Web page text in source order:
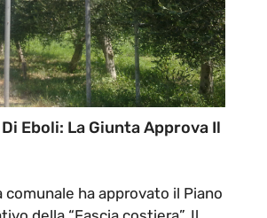
Eboli: La Giunta Approva Il
comunale ha approvato il Piano